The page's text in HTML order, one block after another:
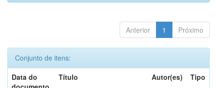
Anterior 1 Próximo
Conjunto de itens:
Data do
Título Autor(es) Tipo